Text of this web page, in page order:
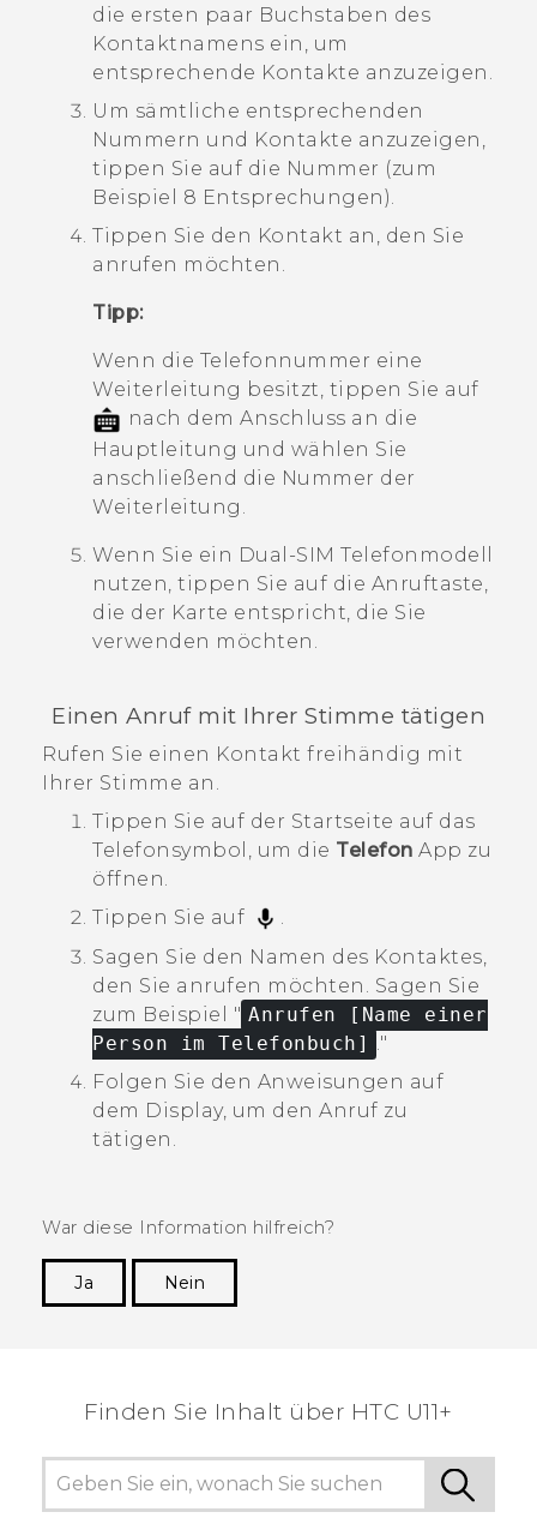
die ersten paar Buchstaben des
Kontaktnamens ein, um
entsprechende Kontakte anzuzeigen.
Um sämtliche entsprechenden
Nummern und Kontakte anzuzeigen,
tippen Sie auf die Nummer (zum
Beispiel 8 Entsprechungen).
Tippen Sie den Kontakt an, den Sie
anrufen möchten.
Tipp:
Wenn die Telefonnummer eine
Weiterleitung besitzt, tippen Sie auf
nach dem Anschluss an die
Hauptleitung und wählen Sie
anschließend die Nummer der
Weiterleitung.
Wenn Sie ein Dual-SIM Telefonmodell
nutzen, tippen Sie auf die Anruftaste,
die der Karte entspricht, die Sie
verwenden möchten.
Einen Anruf mit Ihrer Stimme tätigen
Rufen Sie einen Kontakt freihändig mit
Ihrer Stimme an.
Tippen Sie auf der Startseite auf das
Telefonsymbol, um die Telefon App zu
öffnen.
Tippen Sie auf
.
Sagen Sie den Namen des Kontaktes,
den Sie anrufen möchten. Sagen Sie
zum Beispiel "‍ Anrufen [Name einer
Person im Telefonbuch]
."‍
Folgen Sie den Anweisungen auf
dem Display, um den Anruf zu
tätigen.
War diese Information hilfreich?
Ja
Nein
Finden Sie Inhalt über‎ HTC U11+